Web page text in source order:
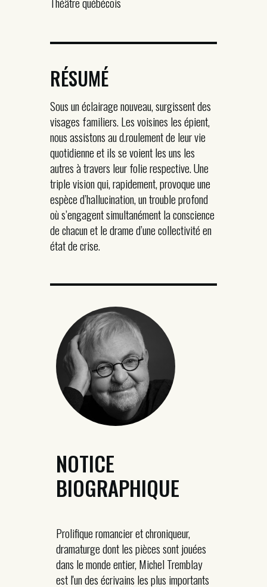
RÉSUMÉ
Sous un éclairage nouveau, surgissent des
visages familiers. Les voisines les épient,
nous assistons au d.roulement de leur vie
quotidienne et ils se voient les uns les
autres à travers leur folie respective. Une
triple vision qui, rapidement, provoque une
espèce d’hallucination, un trouble profond
où s’engagent simultanément la conscience
de chacun et le drame d’une collectivité en
état de crise.
NOTICE
BIOGRAPHIQUE
Prolifique romancier et chroniqueur,
dramaturge dont les pièces sont jouées
dans le monde entier, Michel Tremblay
est l'un des écrivains les plus importants